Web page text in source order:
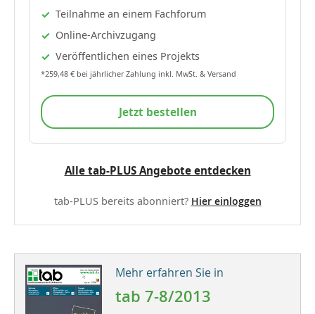
Teilnahme an einem Fachforum
Online-Archivzugang
Veröffentlichen eines Projekts
*259,48 € bei jährlicher Zahlung inkl. MwSt. & Versand
Jetzt bestellen
Alle tab-PLUS Angebote entdecken
tab-PLUS bereits abonniert? Hier einloggen
Mehr erfahren Sie in
tab 7-8/2013